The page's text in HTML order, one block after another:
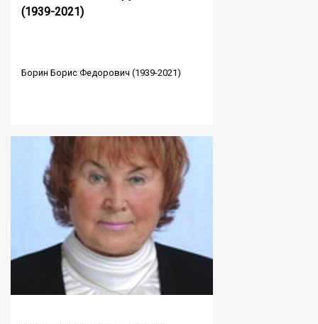
(1939-2021)
Борин Борис Федорович (1939-2021)